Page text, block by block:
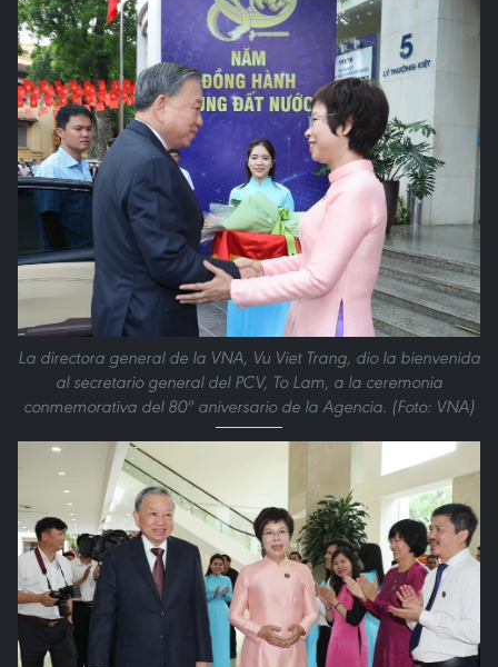
La directora general de la VNA, Vu Viet Trang, dio la bienvenida
al secretario general del PCV, To Lam, a la ceremonia
conmemorativa del 80º aniversario de la Agencia. (Foto: VNA)